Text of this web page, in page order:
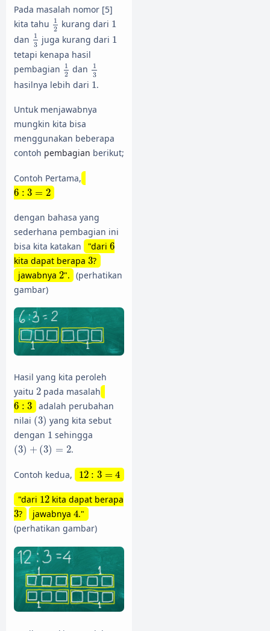
Pada masalah nomor [5]
kita tahu
1
2
1 2kurang dari 1
1
dan
1
3
1 3juga kurang dari 1
1
tetapi kenapa hasil
pembagian
1
2
1 2dan
1
3
1
hasilnya lebih dari 1
1.
Untuk menjawabnya
mungkin kita bisa
menggunakan beberapa
contoh pembagian berikut;
Contoh Pertama,
6 : 3 = 2
6:3=2
dengan bahasa yang
sederhana pembagian ini
bisa kita katakan
"dari 6
6
kita dapat berapa 3
3?
jawabnya 2
2". (perhatikan
gambar)
Hasil yang kita peroleh
yaitu 2
2 pada masalah
6 : 3
6:3
adalah perubahan
nilai (3)
(3) yang kita sebut
dengan 1
1 sehingga
(3) + (3) = 2
(3) +( 3)=2 .
Contoh kedua, 12 : 3 = 4
12:3=4
"dari 12
12kita dapat berapa
3
3? jawabnya 4
4."
(perhatikan gambar)